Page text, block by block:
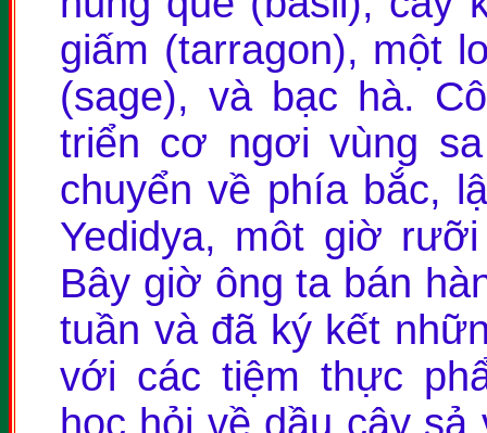
giấm (tarragon), một
(sage), và bạc hà.
triển cơ ngơi vùng
chuyển về phía bắc,
Yedidya, môt giờ
Bây giờ ông ta bán
tuần và đã ký kết
với các tiệm thực
học hỏi về dầu cây